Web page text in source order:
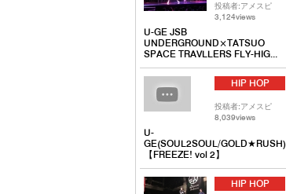
投稿者:アメスピ
3,124views
U-GE JSB
UNDERGROUND×TATSUO
SPACE TRAVLLERS FLY-HIG...
HIP HOP
投稿者:アメスピ
8,039views
U-
GE(SOUL2SOUL/GOLD★RUSH)
【FREEZE! vol 2】
HIP HOP